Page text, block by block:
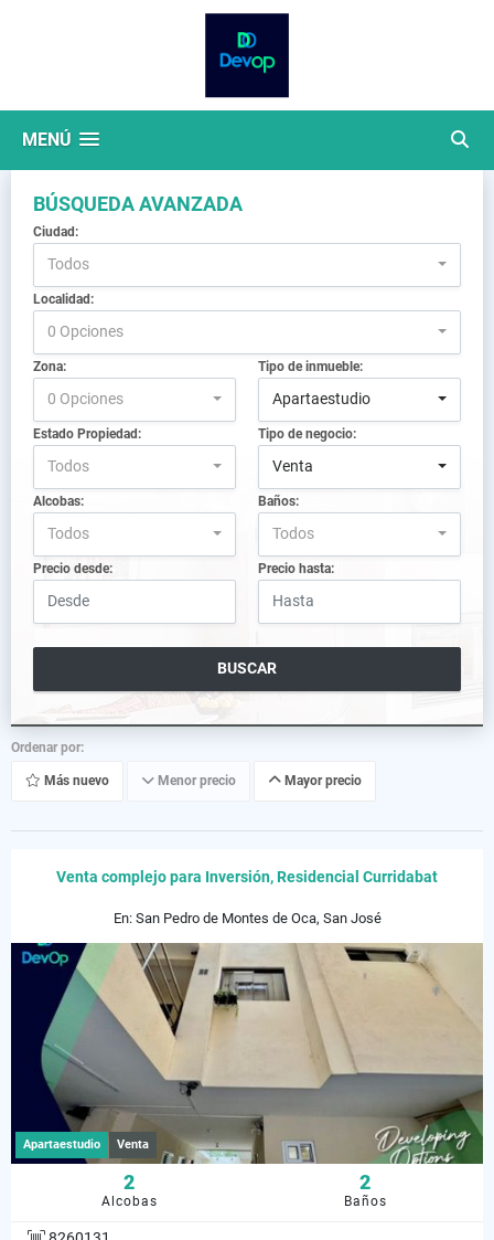
MENÚ
BÚSQUEDA AVANZADA
Ciudad:
Todos
Localidad:
0 Opciones
Zona:
0 Opciones
Tipo de inmueble:
Apartaestudio
Estado Propiedad:
Todos
Tipo de negocio:
Venta
Alcobas:
Todos
Baños:
Todos
Precio desde: Precio hasta:
BUSCAR
Ordenar por:
Más nuevo Menor precio Mayor precio
Venta complejo para Inversión, Residencial Curridabat
En: San Pedro de Montes de Oca, San José
Apartaestudio Venta
2
Alcobas
2
Baños